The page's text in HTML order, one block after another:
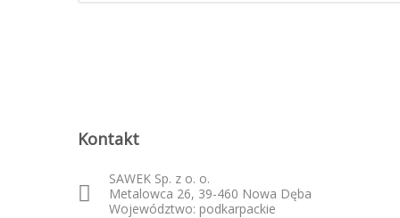
Kontakt
SAWEK Sp. z o. o.
Metalowca 26, 39-460 Nowa Dęba
Województwo: podkarpackie